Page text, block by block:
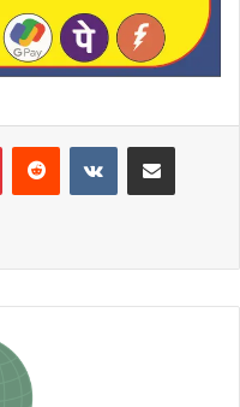
PinterestReddit VKontakteShare via Email